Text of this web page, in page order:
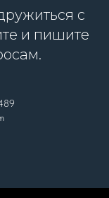
с
и пишите